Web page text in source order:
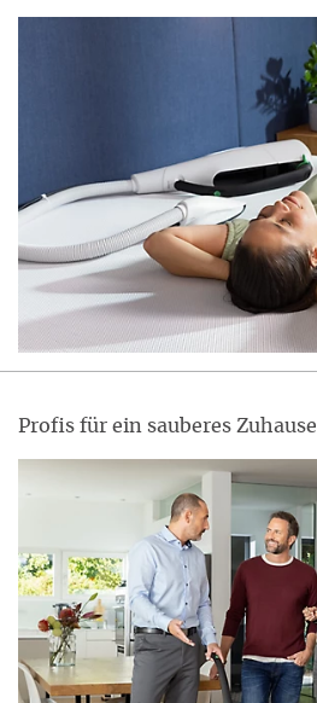
Profis für ein sauberes Zuhause